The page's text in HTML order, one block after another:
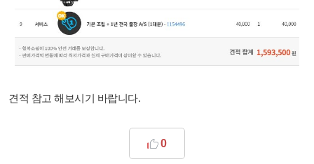
견적 참고 해보시기 바랍니다.
0